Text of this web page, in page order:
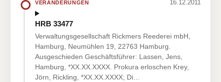
VERÄNDERUNGEN 16.12.2011
HRB 33477
Verwaltungsgesellschaft Rickmers Reederei mbH,
Hamburg, Neumühlen 19, 22763 Hamburg.
Ausgeschieden Geschäftsführer: Lassen, Jens,
Hamburg, *XX.XX.XXXX. Prokura erloschen Krey,
Jörn, Rickling, *XX.XX.XXXX; Di…